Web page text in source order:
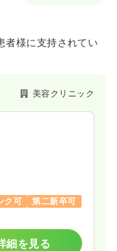
者様に支持されてい
美容クリニック
ク可
第二新卒可
細を見る